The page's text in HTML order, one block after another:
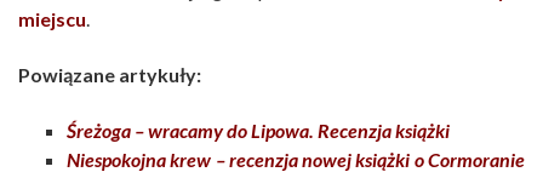
miejscu
Powiązane artykuły:
Śreżoga – wracamy do Lipowa. Recenzja książki
Niespokojna krew – recenzja nowej książki o Cormoranie